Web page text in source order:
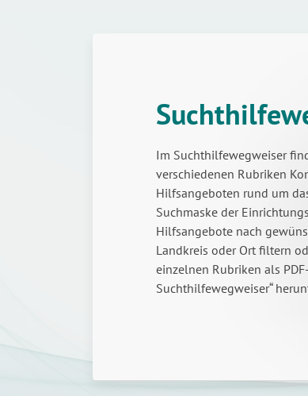
Im Suchthilfewegweiser
verschiedenen Rubriken
Hilfsangeboten rund um
Suchmaske der
Hilfsangebote nach
Landkreis oder Ort filtern
einzelnen Rubriken als
Suchthilfewegweiser“